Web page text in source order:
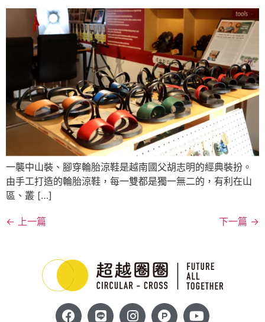
一襲中山裝、腳穿輪胎涼鞋是越南國父胡志明的經典裝扮。
由手工打造的輪胎涼鞋，每一雙都是獨一無二的，有利在山
區、叢 […]
← 上一篇 下一篇 →